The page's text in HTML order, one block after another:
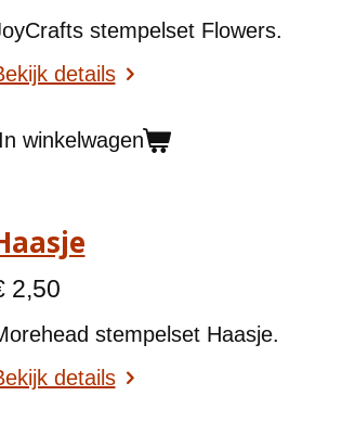
stempelset Flowers.
details
winkelwagen
2,50
stempelset Haasje.
details